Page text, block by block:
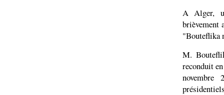
A Alger,
brièvement
"Bouteflika
M.
reconduit